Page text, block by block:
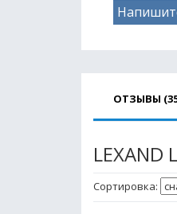
ОТЗЫВЫ
LEXAND
Сортировка: